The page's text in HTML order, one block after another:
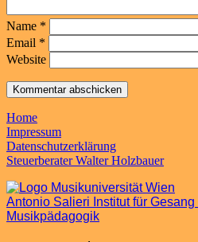
Name *
Email *
Website
Home
Impressum
Datenschutzerklärung
Steuerberater Walter Holzbauer
Antonio Salieri Institut für
Musikpädagogik